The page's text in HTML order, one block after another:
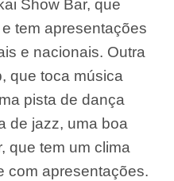
Show Bar, que
tem apresentações
e nacionais. Outra
que toca música
pista de dança
de jazz, uma boa
que tem um clima
com apresentações.